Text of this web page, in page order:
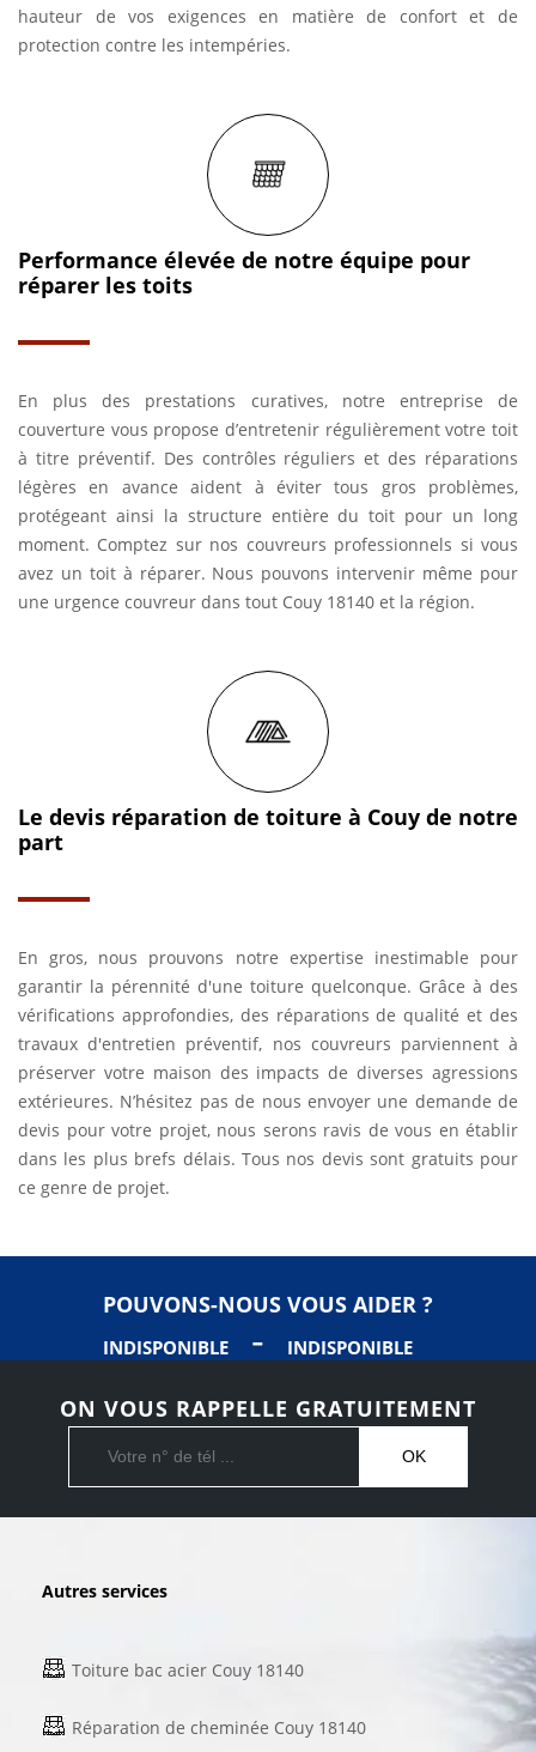
hauteur de vos exigences en matière de confort et de
protection contre les intempéries.
Performance élevée de notre équipe pour
réparer les toits
En plus des prestations curatives, notre entreprise de
couverture vous propose d’entretenir régulièrement votre toit
à titre préventif. Des contrôles réguliers et des réparations
légères en avance aident à éviter tous gros problèmes,
protégeant ainsi la structure entière du toit pour un long
moment. Comptez sur nos couvreurs professionnels si vous
avez un toit à réparer. Nous pouvons intervenir même pour
une urgence couvreur dans tout Couy 18140 et la région.
Le devis réparation de toiture à Couy de notre
part
En gros, nous prouvons notre expertise inestimable pour
garantir la pérennité d'une toiture quelconque. Grâce à des
vérifications approfondies, des réparations de qualité et des
travaux d'entretien préventif, nos couvreurs parviennent à
préserver votre maison des impacts de diverses agressions
extérieures. N’hésitez pas de nous envoyer une demande de
devis pour votre projet, nous serons ravis de vous en établir
dans les plus brefs délais. Tous nos devis sont gratuits pour
ce genre de projet.
POUVONS-NOUS VOUS AIDER ?
INDISPONIBLE - INDISPONIBLE
ON VOUS RAPPELLE GRATUITEMENT
Autres services
Toiture bac acier Couy 18140
Réparation de cheminée Couy 18140